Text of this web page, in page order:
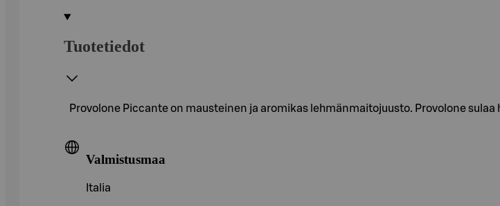
Tuotetiedot
Provolone Piccante on mausteinen ja aromikas lehmänmaitojuusto. Provolone
Valmistusmaa
Italia